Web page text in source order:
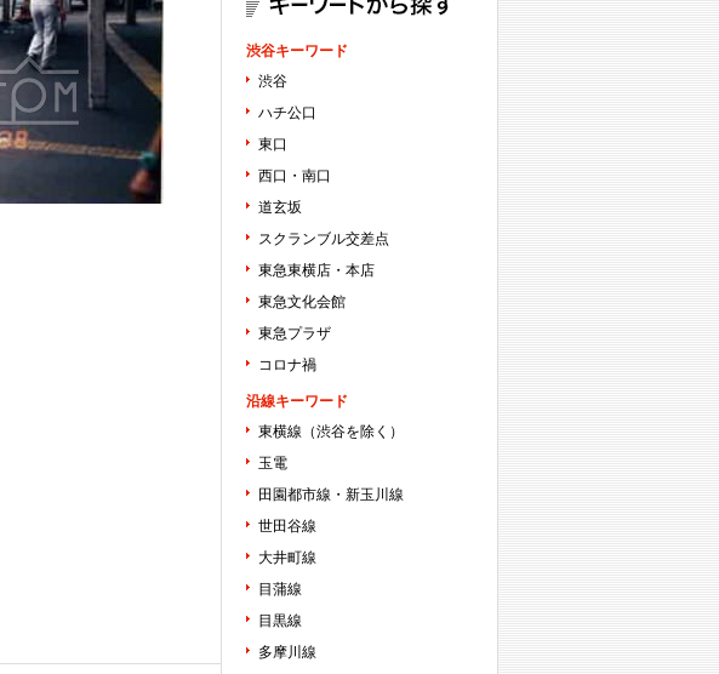
渋谷キーワード
渋谷
ハチ公口
東口
西口・南口
道玄坂
スクランブル交差点
東急東横店・本店
東急文化会館
東急プラザ
コロナ禍
沿線キーワード
東横線（渋谷を除く）
玉電
田園都市線・新玉川線
世田谷線
大井町線
目蒲線
目黒線
多摩川線